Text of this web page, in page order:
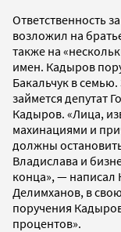
Ответственность
возложил на
также на
имен. Кадыров
Бакальчук в
займется депутат
Кадыров. «Лица,
махинациями и
должны
Владислава и
конца», — написал
Делимханов, в
поручения
процентов».